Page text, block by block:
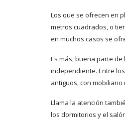
Los que se ofrecen en
metros cuadrados, o
en muchos casos se
Es más, buena parte
independiente. Entre
antiguos, con
Llama la atención
los dormitorios y el